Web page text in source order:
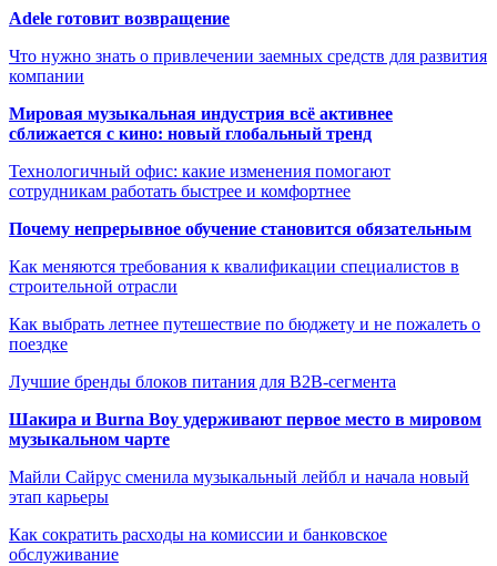
Adele готовит возвращение
Что нужно знать о привлечении заемных средств для развития
компании
Мировая музыкальная индустрия всё активнее
сближается с кино: новый глобальный тренд
Технологичный офис: какие изменения помогают
сотрудникам работать быстрее и комфортнее
Почему непрерывное обучение становится обязательным
Как меняются требования к квалификации специалистов в
строительной отрасли
Как выбрать летнее путешествие по бюджету и не пожалеть о
поездке
Лучшие бренды блоков питания для B2B-сегмента
Шакира и Burna Boy удерживают первое место в мировом
музыкальном чарте
Майли Сайрус сменила музыкальный лейбл и начала новый
этап карьеры
Как сократить расходы на комиссии и банковское
обслуживание